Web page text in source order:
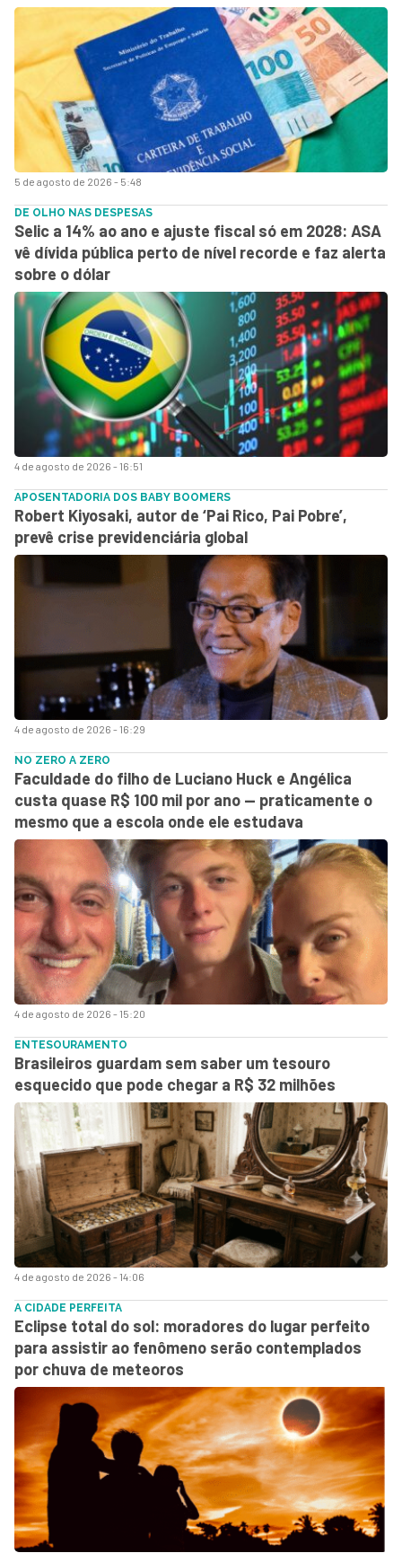
5 de agosto de 2026 - 5:48
4 de agosto de 2026 - 16:51
DE OLHO NAS DESPESAS
Selic a 14% ao ano e ajuste fiscal só em 2028: ASA
vê dívida pública perto de nível recorde e faz alerta
sobre o dólar
4 de agosto de 2026 - 16:29
APOSENTADORIA DOS BABY BOOMERS
Robert Kiyosaki, autor de ‘Pai Rico, Pai Pobre’,
prevê crise previdenciária global
4 de agosto de 2026 - 15:20
NO ZERO A ZERO
Faculdade do filho de Luciano Huck e Angélica
custa quase R$ 100 mil por ano — praticamente o
mesmo que a escola onde ele estudava
4 de agosto de 2026 - 14:06
ENTESOURAMENTO
Brasileiros guardam sem saber um tesouro
esquecido que pode chegar a R$ 32 milhões
A CIDADE PERFEITA
Eclipse total do sol: moradores do lugar perfeito
para assistir ao fenômeno serão contemplados
por chuva de meteoros